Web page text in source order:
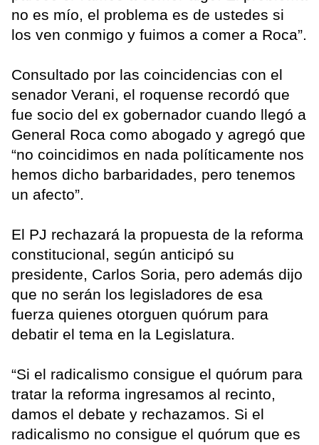
no es mío, el problema es de ustedes si
los ven conmigo y fuimos a comer a Roca”.
Consultado por las coincidencias con el
senador Verani, el roquense recordó que
fue socio del ex gobernador cuando llegó a
General Roca como abogado y agregó que
“no coincidimos en nada políticamente nos
hemos dicho barbaridades, pero tenemos
un afecto”.
El PJ rechazará la propuesta de la reforma
constitucional, según anticipó su
presidente, Carlos Soria, pero además dijo
que no serán los legisladores de esa
fuerza quienes otorguen quórum para
debatir el tema en la Legislatura.
“Si el radicalismo consigue el quórum para
tratar la reforma ingresamos al recinto,
damos el debate y rechazamos. Si el
radicalismo no consigue el quórum que es